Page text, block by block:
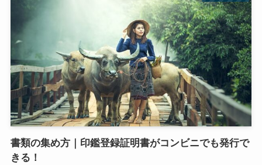
書類の集め方｜印鑑登録証明書がコンビニでも発行で
きる！